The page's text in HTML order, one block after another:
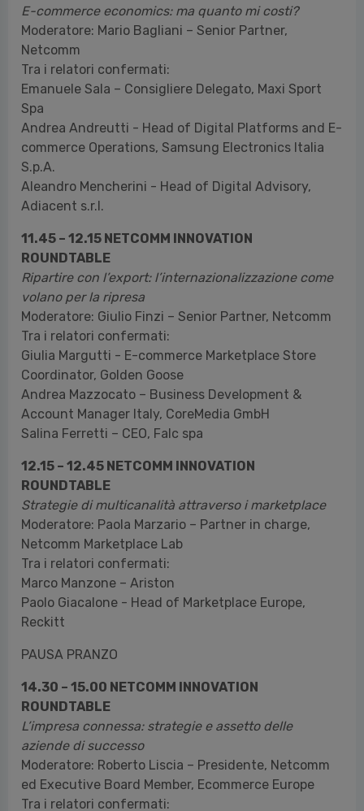
E-commerce economics: ma quanto mi costi?
Moderatore: Mario Bagliani – Senior Partner,
Netcomm
Tra i relatori confermati:
Emanuele Sala – Consigliere Delegato, Maxi Sport
Spa
Andrea Andreutti - Head of Digital Platforms and E-
commerce Operations, Samsung Electronics Italia
S.p.A.
Aleandro Mencherini - Head of Digital Advisory,
Adiacent s.r.l.
11.45 – 12.15 NETCOMM INNOVATION
ROUNDTABLE
Ripartire con l’export: l’internazionalizzazione come
volano per la ripresa
Moderatore: Giulio Finzi – Senior Partner, Netcomm
Tra i relatori confermati:
Giulia Margutti - E-commerce Marketplace Store
Coordinator, Golden Goose
Andrea Mazzocato – Business Development &
Account Manager Italy, CoreMedia GmbH
Salina Ferretti – CEO, Falc spa
12.15 – 12.45 NETCOMM INNOVATION
ROUNDTABLE
Strategie di multicanalità attraverso i marketplace
Moderatore: Paola Marzario – Partner in charge,
Netcomm Marketplace Lab
Tra i relatori confermati:
Marco Manzone – Ariston
Paolo Giacalone - Head of Marketplace Europe,
Reckitt
PAUSA PRANZO
14.30 – 15.00 NETCOMM INNOVATION
ROUNDTABLE
L’impresa connessa: strategie e assetto delle
aziende di successo
Moderatore: Roberto Liscia – Presidente, Netcomm
ed Executive Board Member, Ecommerce Europe
Tra i relatori confermati: